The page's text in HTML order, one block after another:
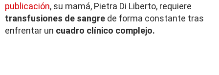
publicación, su mamá, Pietra Di Liberto, requiere
transfusiones de sangre de forma constante tras
enfrentar un cuadro clínico complejo.